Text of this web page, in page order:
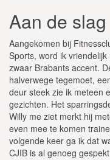
Aan de slag
Aangekomen bij
Sports, word ik
zwaar Brabants accent.
halverwege tegemoet,
deur steek zie ik meteen
gezichten. Het
Willy me ziet merkt hij
even mee te komen
volgende keer ga ik dat
CJIB is al genoeg